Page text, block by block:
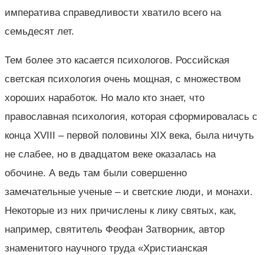
императива справедливости хватило всего на
семьдесят лет.
Тем более это касается психологов. Российская
светская психология очень мощная, с множеством
хороших наработок. Но мало кто знает, что
православная психология, которая сформировалась с
конца XVIII – первой половины XIX века, была ничуть
не слабее, но в двадцатом веке оказалась на
обочине. А ведь там были совершенно
замечательные ученые – и светские люди, и монахи.
Некоторые из них причислены к лику святых, как,
например, святитель Феофан Затворник, автор
знаменитого научного труда «Христианская